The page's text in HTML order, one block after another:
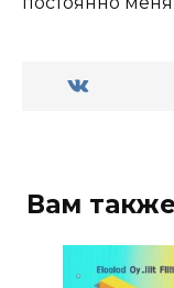
Вам